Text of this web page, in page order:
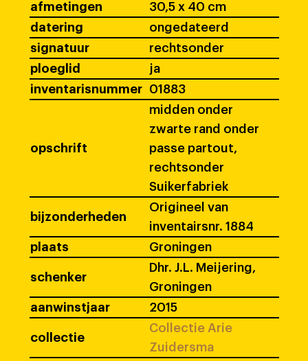
afmetingen
30,5 x 40 cm
datering
ongedateerd
signatuur
rechtsonder
ploeglid
ja
inventarisnummer
01883
opschrift
midden onder
zwarte rand onder
passe partout,
rechtsonder
Suikerfabriek
bijzonderheden
Origineel van
inventairsnr. 1884
plaats
Groningen
schenker
Dhr. J.L. Meijering,
Groningen
aanwinstjaar
2015
collectie
Collectie Arie
Zuidersma